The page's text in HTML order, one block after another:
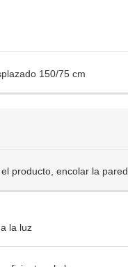
150/75 cm
producto, encolar la pared
la luz